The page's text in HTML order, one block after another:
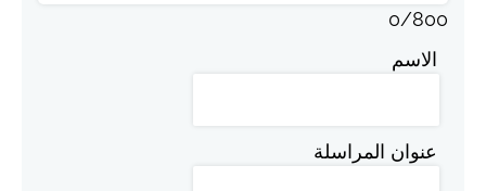
0/800
الاسم
عنوان المراسلة